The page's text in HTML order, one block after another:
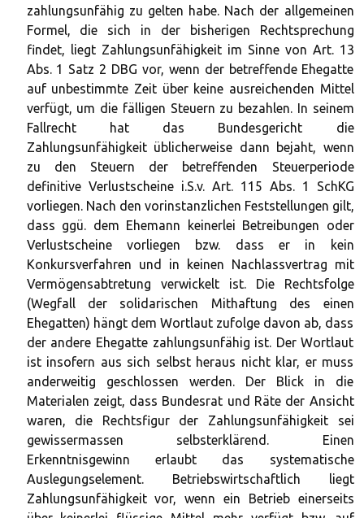
zahlungsunfähig zu gelten habe. Nach der allgemeinen
Formel, die sich in der bisherigen Rechtsprechung
findet, liegt Zahlungsunfähigkeit im Sinne von Art. 13
Abs. 1 Satz 2 DBG vor, wenn der betreffende Ehegatte
auf unbestimmte Zeit über keine ausreichenden Mittel
verfügt, um die fälligen Steuern zu bezahlen. In seinem
Fallrecht hat das Bundesgericht die
Zahlungsunfähigkeit üblicherweise dann bejaht, wenn
zu den Steuern der betreffenden Steuerperiode
definitive Verlustscheine i.S.v. Art. 115 Abs. 1 SchKG
vorliegen. Nach den vorinstanzlichen Feststellungen gilt,
dass ggü. dem Ehemann keinerlei Betreibungen oder
Verlustscheine vorliegen bzw. dass er in kein
Konkursverfahren und in keinen Nachlassvertrag mit
Vermögensabtretung verwickelt ist. Die Rechtsfolge
(Wegfall der solidarischen Mithaftung des einen
Ehegatten) hängt dem Wortlaut zufolge davon ab, dass
der andere Ehegatte zahlungsunfähig ist. Der Wortlaut
ist insofern aus sich selbst heraus nicht klar, er muss
anderweitig geschlossen werden. Der Blick in die
Materialen zeigt, dass Bundesrat und Räte der Ansicht
waren, die Rechtsfigur der Zahlungsunfähigkeit sei
gewissermassen selbsterklärend. Einen
Erkenntnisgewinn erlaubt das systematische
Auslegungselement. Betriebswirtschaftlich liegt
Zahlungsunfähigkeit vor, wenn ein Betrieb einerseits